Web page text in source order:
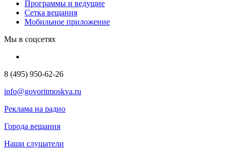
Программы и ведущие
Сетка вещания
Мобильное приложение
Мы в соцсетях
8 (495) 950-62-26
info@govoritmoskva.ru
Реклама на радио
Города вещания
Наши слушатели